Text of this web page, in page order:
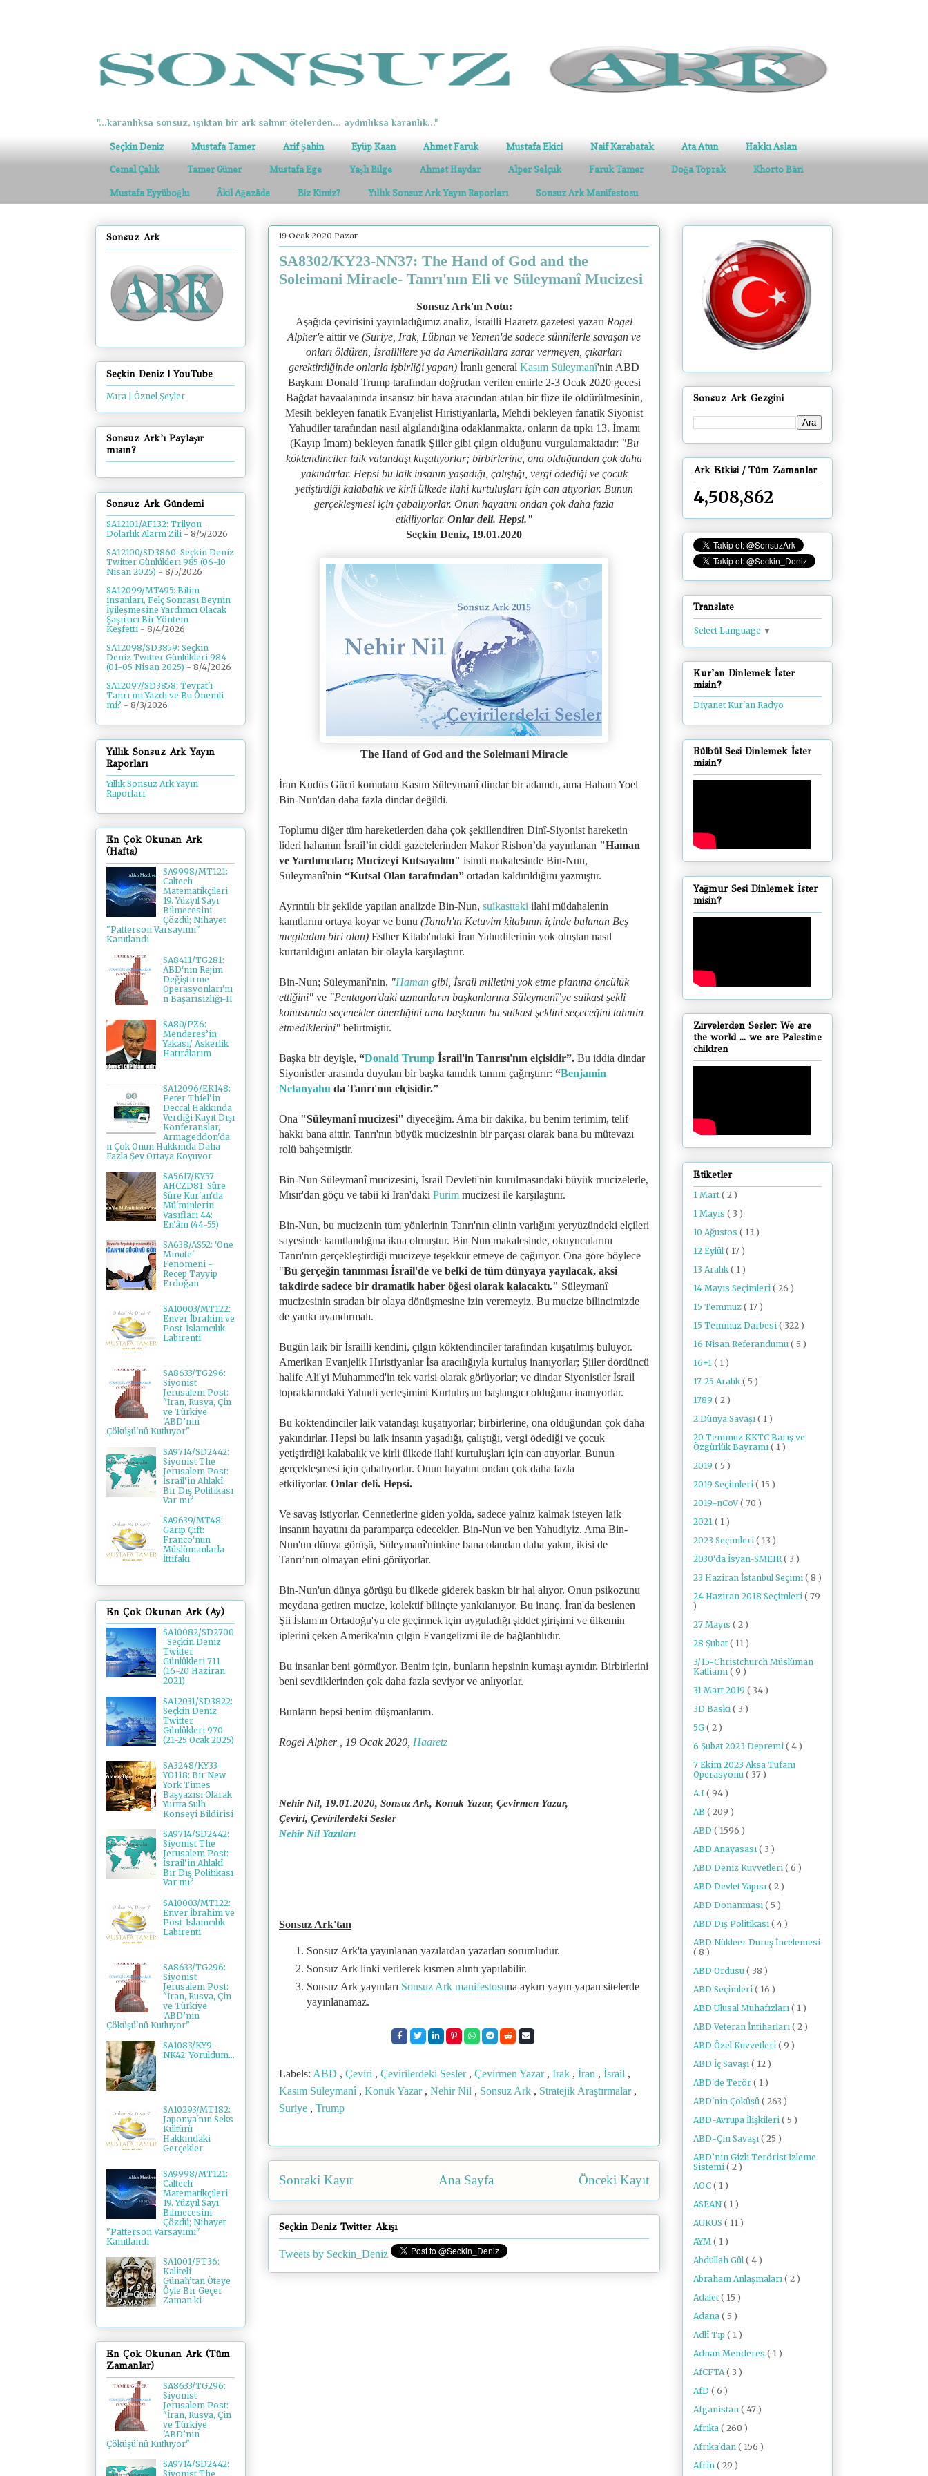
"...karanlıksa sonsuz, ışıktan bir ark salınır ötelerden... aydınlıksa karanlık..."
Seçkin Deniz Mustafa Tamer Arif Şahin Eyüp Kaan Ahmet Faruk Mustafa Ekici Naif Karabatak Ata Atun Hakkı Aslan
Cemal Çalık Tamer Güner Mustafa Ege Yaşlı Bilge Ahmet Haydar Alper Selçuk Faruk Tamer Doğa Toprak Khorto Bâri
Mustafa Eyyüboğlu Âkil Ağazâde Biz Kimiz? Yıllık Sonsuz Ark Yayın Raporları Sonsuz Ark Manifestosu
19 Ocak 2020 Pazar
SA8302/KY23-NN37: The Hand of God and the
Soleimani Miracle- Tanrı'nın Eli ve Süleymanî Mucizesi
Sonsuz Ark'ın Notu:
Aşağıda çevirisini yayınladığımız analiz, İsrailli Haaretz gazetesi yazarı Rogel
Alpher'e aittir ve (Suriye, Irak, Lübnan ve Yemen'de sadece sünnilerle savaşan ve
onları öldüren, İsraillilere ya da Amerikalılara zarar vermeyen, çıkarları
gerektirdiğinde onlarla işbirliği yapan) İranlı general Kasım Süleymanî'nin ABD
Başkanı Donald Trump tarafından doğrudan verilen emirle 2-3 Ocak 2020 gecesi
Bağdat havaalanında insansız bir hava aracından atılan bir füze ile öldürülmesinin,
Mesih bekleyen fanatik Evanjelist Hıristiyanlarla, Mehdi bekleyen fanatik Siyonist
Yahudiler tarafından nasıl algılandığına odaklanmakta, onların da tıpkı 13. İmamı
(Kayıp İmam) bekleyen fanatik Şiiler gibi çılgın olduğunu vurgulamaktadır: "Bu
köktendinciler laik vatandaşı kuşatıyorlar; birbirlerine, ona olduğundan çok daha
yakındırlar. Hepsi bu laik insanın yaşadığı, çalıştığı, vergi ödediği ve çocuk
yetiştirdiği kalabalık ve kirli ülkede ilahi kurtuluşları için can atıyorlar. Bunun
gerçekleşmesi için çabalıyorlar. Onun hayatını ondan çok daha fazla
etkiliyorlar. Onlar deli. Hepsi."
Seçkin Deniz, 19.01.2020
The Hand of God and the Soleimani Miracle
İran Kudüs Gücü komutanı Kasım Süleymanî dindar bir adamdı, ama Haham Yoel
Bin-Nun'dan daha fazla dindar değildi.
Toplumu diğer tüm hareketlerden daha çok şekillendiren Dinî-Siyonist hareketin
lideri hahamın İsrail’in ciddi gazetelerinden Makor Rishon’da yayınlanan "Haman
ve Yardımcıları; Mucizeyi Kutsayalım" isimli makalesinde Bin-Nun,
Süleymanî'nin “Kutsal Olan tarafından” ortadan kaldırıldığını yazmıştır.
Ayrıntılı bir şekilde yapılan analizde Bin-Nun, suikasttaki ilahi müdahalenin
kanıtlarını ortaya koyar ve bunu (Tanah'ın Ketuvim kitabının içinde bulunan Beş
megiladan biri olan) Esther Kitabı'ndaki İran Yahudilerinin yok oluştan nasıl
kurtarıldığını anlatan bir olayla karşılaştırır.
Bin-Nun; Süleymanî'nin, "Haman gibi, İsrail milletini yok etme planına öncülük
ettiğini" ve "Pentagon'daki uzmanların başkanlarına Süleymanî’ye suikast şekli
konusunda seçenekler önerdiğini ama başkanın bu suikast şeklini seçeceğini tahmin
etmediklerini" belirtmiştir.
Başka bir deyişle, “Donald Trump İsrail'in Tanrısı'nın elçisidir”. Bu iddia dindar
Siyonistler arasında duyulan bir başka tanıdık tanımı çağrıştırır: “Benjamin
Netanyahu da Tanrı'nın elçisidir.”
Ona "Süleymanî mucizesi" diyeceğim. Ama bir dakika, bu benim terimim, telif
hakkı bana aittir. Tanrı'nın büyük mucizesinin bir parçası olarak bana bu mütevazı
rolü bahşetmiştir.
Bin-Nun Süleymanî mucizesini, İsrail Devleti'nin kurulmasındaki büyük mucizelerle,
Mısır'dan göçü ve tabii ki İran'daki Purim mucizesi ile karşılaştırır.
Bin-Nun, bu mucizenin tüm yönlerinin Tanrı'nın elinin varlığını yeryüzündeki elçileri
sayesinde kanıtlandığına ikna olmuştur. Bin Nun makalesinde, okuyucularını
Tanrı'nın gerçekleştirdiği mucizeye teşekkür etmeye de çağırıyor. Ona göre böylece
"Bu gerçeğin tanınması İsrail'de ve belki de tüm dünyaya yayılacak, aksi
takdirde sadece bir dramatik haber öğesi olarak kalacaktı." Süleymanî
mucizesinin sıradan bir olaya dönüşmesine izin veremeyiz. Bu mucize bilincimizde
de yankı uyandırmalı.
Bugün laik bir İsrailli kendini, çılgın köktendinciler tarafından kuşatılmış buluyor.
Amerikan Evanjelik Hıristiyanlar İsa aracılığıyla kurtuluş inanıyorlar; Şiiler dördüncü
halife Ali'yi Muhammed'in tek varisi olarak görüyorlar; ve dindar Siyonistler İsrail
topraklarındaki Yahudi yerleşimini Kurtuluş'un başlangıcı olduğuna inanıyorlar.
Bu köktendinciler laik vatandaşı kuşatıyorlar; birbirlerine, ona olduğundan çok daha
yakındırlar. Hepsi bu laik insanın yaşadığı, çalıştığı, vergi ödediği ve çocuk
yetiştirdiği kalabalık ve kirli ülkede ilahi kurtuluşları için can atıyorlar. Bunun
gerçekleşmesi için çabalıyorlar. Onun hayatını ondan çok daha fazla
etkiliyorlar. Onlar deli. Hepsi.
Ve savaş istiyorlar. Cennetlerine giden yolda, sadece yalnız kalmak isteyen laik
insanın hayatını da paramparça edecekler. Bin-Nun ve ben Yahudiyiz. Ama Bin-
Nun'un dünya görüşü, Süleymanî'ninkine bana olandan daha yakın, ikisi de
Tanrı’nın olmayan elini görüyorlar.
Bin-Nun'un dünya görüşü bu ülkede giderek baskın bir hal alıyor. Onun psikozunu
meydana getiren mucize, kolektif bilinçte yankılanıyor. Bu inanç, İran'da beslenen
Şii İslam'ın Ortadoğu'yu ele geçirmek için uyguladığı şiddet girişimi ve ülkemin
iplerini çeken Amerika'nın çılgın Evangelizmi ile de bağlantılıdır.
Bu insanlar beni görmüyor. Benim için, bunların hepsinin kumaşı aynıdır. Birbirlerini
beni sevdiklerinden çok daha fazla seviyor ve anlıyorlar.
Bunların hepsi benim düşmanlarım.
Rogel Alpher , 19 Ocak 2020, Haaretz
Nehir Nil, 19.01.2020, Sonsuz Ark, Konuk Yazar, Çevirmen Yazar,
Çeviri, Çevirilerdeki Sesler
Nehir Nil Yazıları
Sonsuz Ark'tan
Sonsuz Ark'ta yayınlanan yazılardan yazarları sorumludur.
Sonsuz Ark linki verilerek kısmen alıntı yapılabilir.
Sonsuz Ark yayınları Sonsuz Ark manifestosuna aykırı yayın yapan sitelerde
yayınlanamaz.
Labels: ABD , Çeviri , Çevirilerdeki Sesler , Çevirmen Yazar , Irak , İran , İsrail ,
Kasım Süleymanî , Konuk Yazar , Nehir Nil , Sonsuz Ark , Stratejik Araştırmalar ,
Suriye , Trump
Sonraki Kayıt Önceki Kayıt
Ana Sayfa
Seçkin Deniz Twitter Akışı
Tweets by Seckin_Deniz
Sonsuz Ark
Seçkin Deniz | YouTube
Mıra | Öznel Şeyler
Sonsuz Ark'ı Paylaşır
mısın?
Sonsuz Ark Gündemi
SA12101/AF132: Trilyon
Dolarlık Alarm Zili - 8/5/2026
SA12100/SD3860: Seçkin Deniz
Twitter Günlükleri 985 (06-10
Nisan 2025) - 8/5/2026
SA12099/MT495: Bilim
insanları, Felç Sonrası Beynin
İyileşmesine Yardımcı Olacak
Şaşırtıcı Bir Yöntem
Keşfetti - 8/4/2026
SA12098/SD3859: Seçkin
Deniz Twitter Günlükleri 984
(01-05 Nisan 2025) - 8/4/2026
SA12097/SD3858: Tevrat'ı
Tanrı mı Yazdı ve Bu Önemli
mi? - 8/3/2026
Yıllık Sonsuz Ark Yayın
Raporları
Yıllık Sonsuz Ark Yayın
Raporları
En Çok Okunan Ark
(Hafta)
SA9998/MT121:
Caltech
Matematikçileri
19. Yüzyıl Sayı
Bilmecesini
Çözdü; Nihayet
"Patterson Varsayımı"
Kanıtlandı
SA8411/TG281:
ABD'nin Rejim
Değiştirme
Operasyonları'nı
n Başarısızlığı-II
SA80/PZ6:
Menderes’in
Yakası/ Askerlik
Hatırâlarım
SA12096/EK148:
Peter Thiel'in
Deccal Hakkında
Verdiği Kayıt Dışı
Konferanslar,
Armageddon'da
n Çok Onun Hakkında Daha
Fazla Şey Ortaya Koyuyor
SA5617/KY57-
AHCZD81: Sûre
Sûre Kur'an'da
Mü'minlerin
Vasıfları 44:
En'âm (44-55)
SA638/AS52: 'One
Minute'
Fenomeni -
Recep Tayyip
Erdoğan
SA10003/MT122:
Enver İbrahim ve
Post-İslamcılık
Labirenti
SA8633/TG296:
Siyonist
Jerusalem Post:
"İran, Rusya, Çin
ve Türkiye
'ABD’nin
Çöküşü'nü Kutluyor"
SA9714/SD2442:
Siyonist The
Jerusalem Post:
İsrail'in Ahlakî
Bir Dış Politikası
Var mı?
SA9639/MT48:
Garip Çift:
Franco'nun
Müslümanlarla
İttifakı
En Çok Okunan Ark (Ay)
SA10082/SD2700
: Seçkin Deniz
Twitter
Günlükleri 711
(16-20 Haziran
2021)
SA12031/SD3822:
Seçkin Deniz
Twitter
Günlükleri 970
(21-25 Ocak 2025)
SA3248/KY33-
YO118: Bir New
York Times
Başyazısı Olarak
Yurtta Sulh
Konseyi Bildirisi
SA9714/SD2442:
Siyonist The
Jerusalem Post:
İsrail'in Ahlakî
Bir Dış Politikası
Var mı?
SA10003/MT122:
Enver İbrahim ve
Post-İslamcılık
Labirenti
SA8633/TG296:
Siyonist
Jerusalem Post:
"İran, Rusya, Çin
ve Türkiye
'ABD’nin
Çöküşü'nü Kutluyor"
SA1083/KY9-
NK42: Yoruldum...
SA10293/MT182:
Japonya'nın Seks
Kültürü
Hakkındaki
Gerçekler
SA9998/MT121:
Caltech
Matematikçileri
19. Yüzyıl Sayı
Bilmecesini
Çözdü; Nihayet
"Patterson Varsayımı"
Kanıtlandı
SA1001/FT36:
Kaliteli
Günah’tan Öteye
Öyle Bir Geçer
Zaman ki
En Çok Okunan Ark (Tüm
Zamanlar)
SA8633/TG296:
Siyonist
Jerusalem Post:
"İran, Rusya, Çin
ve Türkiye
'ABD’nin
Çöküşü'nü Kutluyor"
SA9714/SD2442:
Siyonist The
Sonsuz Ark Gezgini
Ark Etkisi / Tüm Zamanlar
4,508,862
Translate
Select Language ▼
Kur'an Dinlemek İster
misin?
Diyanet Kur'an Radyo
Bülbül Sesi Dinlemek İster
misin?
Yağmur Sesi Dinlemek İster
misin?
Zirvelerden Sesler: We are
the world ... we are Palestine
children
Etiketler
1 Mart ( 2 )
1 Mayıs ( 3 )
10 Ağustos ( 13 )
12 Eylül ( 17 )
13 Aralık ( 1 )
14 Mayıs Seçimleri ( 26 )
15 Temmuz ( 17 )
15 Temmuz Darbesi ( 322 )
16 Nisan Referandumu ( 5 )
16+1 ( 1 )
17-25 Aralık ( 5 )
1789 ( 2 )
2.Dünya Savaşı ( 1 )
20 Temmuz KKTC Barış ve
Özgürlük Bayramı ( 1 )
2019 ( 5 )
2019 Seçimleri ( 15 )
2019-nCoV( 70 )
2021 ( 1 )
2023 Seçimleri ( 13 )
2030'da İsyan-SMEIR ( 3 )
23 Haziran İstanbul Seçimi ( 8 )
24 Haziran 2018 Seçimleri ( 79
)
27 Mayıs ( 2 )
28 Şubat ( 11 )
3/15-Christchurch Müslüman
Katliamı ( 9 )
31 Mart 2019 ( 34 )
3D Baskı ( 3 )
5G ( 2 )
6 Şubat 2023 Depremi ( 4 )
7 Ekim 2023 Aksa Tufanı
Operasyonu ( 37 )
A.I ( 94 )
AB ( 209 )
ABD ( 1596 )
ABD Anayasası ( 3 )
ABD Deniz Kuvvetleri ( 6 )
ABD Devlet Yapısı ( 2 )
ABD Donanması ( 5 )
ABD Dış Politikası ( 4 )
ABD Nükleer Duruş İncelemesi
( 8 )
ABD Ordusu ( 38 )
ABD Seçimleri ( 16 )
ABD Ulusal Muhafızları ( 1 )
ABD Veteran İntiharları ( 2 )
ABD Özel Kuvvetleri ( 9 )
ABD İç Savaşı ( 12 )
ABD'de Terör ( 1 )
ABD'nin Çöküşü ( 263 )
ABD-Avrupa İlişkileri ( 5 )
ABD-Çin Savaşı ( 25 )
ABD’nin Gizli Terörist İzleme
Sistemi ( 2 )
AOC ( 1 )
ASEAN ( 1 )
AUKUS ( 11 )
AYM ( 1 )
Abdullah Gül ( 4 )
Abraham Anlaşmaları ( 2 )
Adalet ( 15 )
Adana ( 5 )
Adlî Tıp ( 1 )
Adnan Menderes ( 1 )
AfCFTA ( 3 )
AfD ( 6 )
Afganistan ( 47 )
Afrika ( 260 )
Afrika'dan ( 156 )
Afrin ( 29 )